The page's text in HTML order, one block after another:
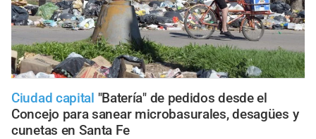
Ciudad capital "Batería" de pedidos desde el
Concejo para sanear microbasurales, desagües y
cunetas en Santa Fe